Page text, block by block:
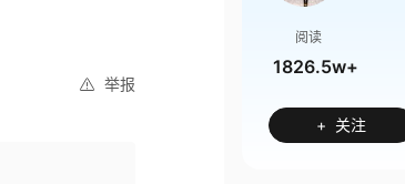
举报
阅读
1826.5w+
+ 关注